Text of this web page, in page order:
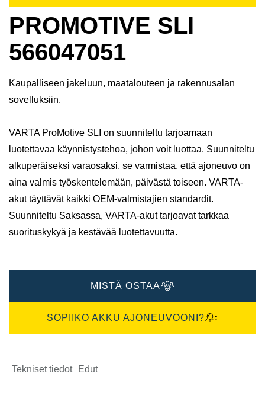
PROMOTIVE SLI
566047051
Kaupalliseen jakeluun, maatalouteen ja rakennusalan
sovelluksiin.
VARTA ProMotive SLI on suunniteltu tarjoamaan
luotettavaa käynnistystehoa, johon voit luottaa. Suunniteltu
alkuperäiseksi varaosaksi, se varmistaa, että ajoneuvo on
aina valmis työskentelemään, päivästä toiseen. VARTA-
akut täyttävät kaikki OEM-valmistajien standardit.
Suunniteltu Saksassa, VARTA-akut tarjoavat tarkkaa
suorituskykyä ja kestävää luotettavuutta.
MISTÄ OSTAA
SOPIIKO AKKU AJONEUVOONI?
Tekniset tiedot Edut